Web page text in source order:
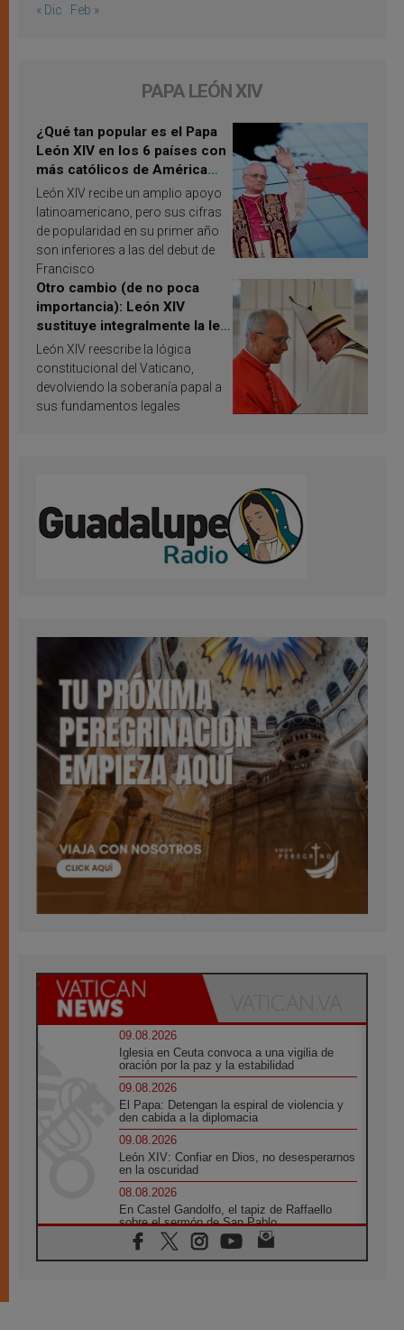
« Dic Feb »
PAPA LEÓN XIV
¿Qué tan popular es el Papa
León XIV en los 6 países con
más católicos de América
Latina en 2026? Publican
resultados de investigación
León XIV recibe un amplio apoyo
latinoamericano, pero sus cifras
de popularidad en su primer año
son inferiores a las del debut de
Francisco
Otro cambio (de no poca
importancia): León XIV
sustituye integralmente la ley
vaticana de Papa Francisco
León XIV reescribe la lógica
constitucional del Vaticano,
devolviendo la soberanía papal a
sus fundamentos legales
09.08.2026
Iglesia en Ceuta convoca a una vigilia de
oración por la paz y la estabilidad
09.08.2026
El Papa: Detengan la espiral de violencia y
den cabida a la diplomacia
09.08.2026
León XIV: Confiar en Dios, no desesperarnos
en la oscuridad
08.08.2026
En Castel Gandolfo, el tapiz de Raffaello
sobre el sermón de San Pablo
08.08.2026
En Colombia, «la paz no se compra con una